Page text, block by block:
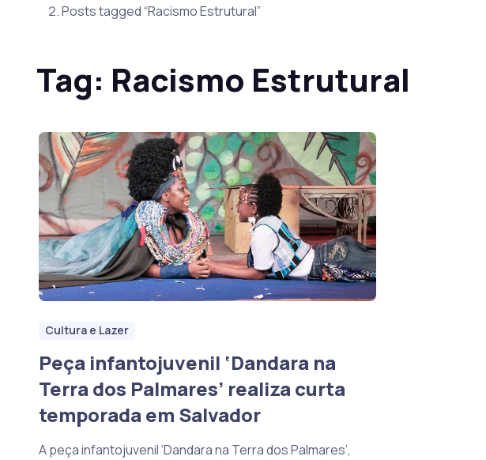
Posts tagged “Racismo Estrutural”
Tag: Racismo Estrutural
Cultura e Lazer
Peça infantojuvenil ‘Dandara na
Terra dos Palmares’ realiza curta
temporada em Salvador
A peça infantojuvenil ‘Dandara na Terra dos Palmares’,